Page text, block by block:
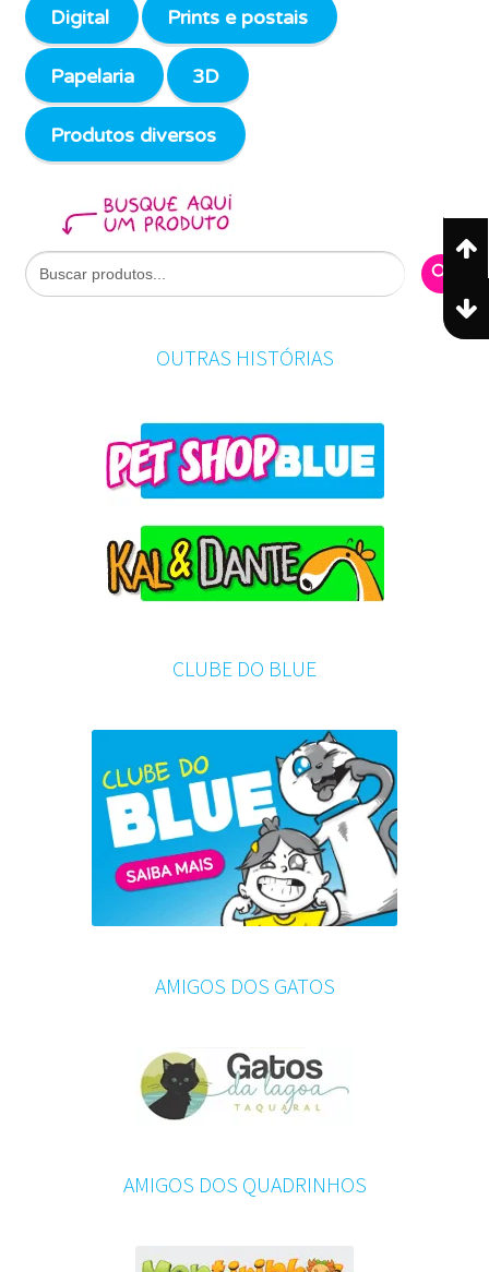
Digital Prints e postais
Papelaria 3D
Produtos diversos
Search
for:
Search
OUTRAS HISTÓRIAS
CLUBE DO BLUE
AMIGOS DOS GATOS
AMIGOS DOS QUADRINHOS